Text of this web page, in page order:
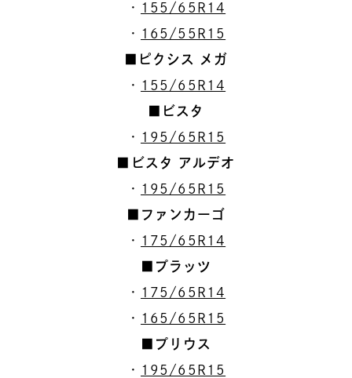
・ 155/65R14
・ 165/55R15
■ピクシス メガ
・ 155/65R14
■ビスタ
・ 195/65R15
■ビスタ アルデオ
・ 195/65R15
■ファンカーゴ
・ 175/65R14
■プラッツ
・ 175/65R14
・ 165/65R15
■プリウス
・ 195/65R15